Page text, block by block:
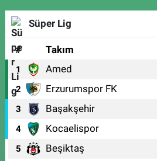
Süper Lig
# Takım
1 Amed
2 Erzurumspor FK
3 Başakşehir
4 Kocaelispor
5 Beşiktaş